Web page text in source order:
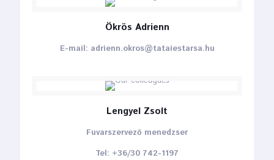
Ökrös Adrienn
E-mail: adrienn.okros@tataiestarsa.hu
Lengyel Zsolt
Fuvarszervező menedzser
Tel: +36/30 742-1197